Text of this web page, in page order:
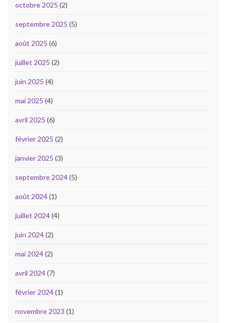
octobre 2025 (2)
septembre 2025 (5)
août 2025 (6)
juillet 2025 (2)
juin 2025 (4)
mai 2025 (4)
avril 2025 (6)
février 2025 (2)
janvier 2025 (3)
septembre 2024(5)
août 2024(1)
juillet 2024(4)
juin 2024(2)
mai 2024(2)
avril 2024(7)
février 2024(1)
novembre 2023 (1)